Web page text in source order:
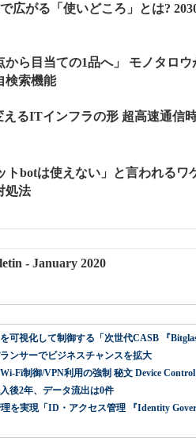
- January 2020
可視化して制御する「次世代CASB 『
ンサーでビジネスチャンスを拡大
Fi制御/VPN利用の強制 秘文 Device Control
後2年、データ流出は0件
を実現「ID・アクセス管理 『Identity